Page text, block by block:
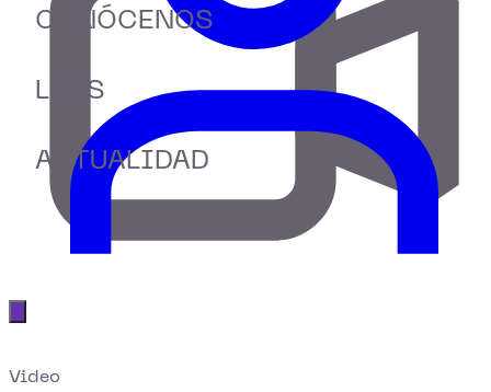
CONÓCENOS
LABS
ACTUALIDAD
Video